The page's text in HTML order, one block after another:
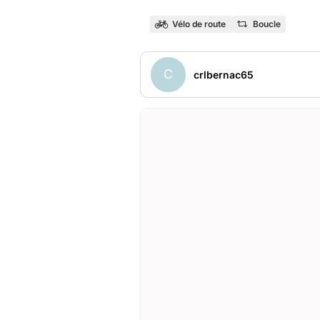
Vélo de route Boucle
C crlbernac65